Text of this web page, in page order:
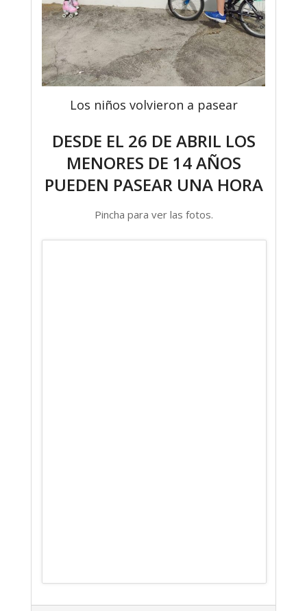
Los niños volvieron a pasear
DESDE EL 26 DE ABRIL LOS
MENORES DE 14 AÑOS
PUEDEN PASEAR UNA HORA
Pincha para ver las fotos.